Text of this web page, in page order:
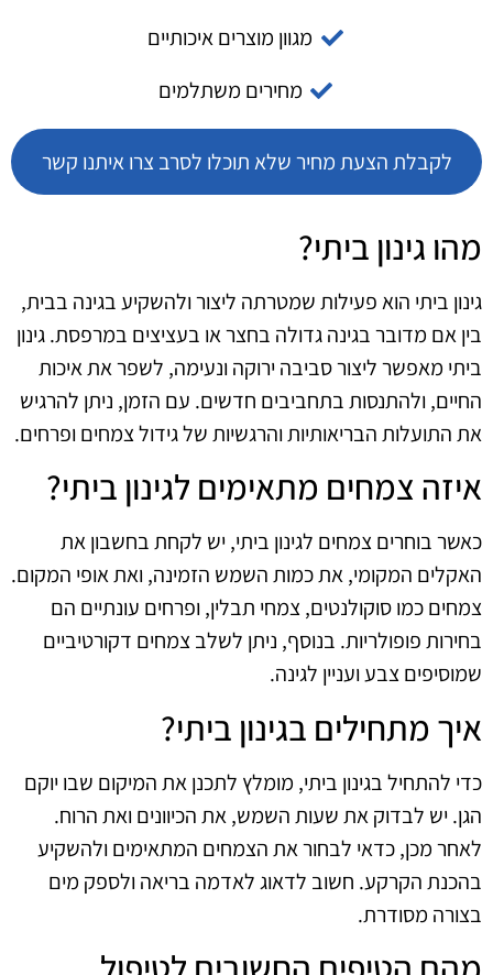
מגוון מוצרים איכותיים
מחירים משתלמים
לקבלת הצעת מחיר שלא תוכלו לסרב צרו איתנו קשר
מהו גינון ביתי?
גינון ביתי הוא פעילות שמטרתה ליצור ולהשקיע בגינה בבית,
בין אם מדובר בגינה גדולה בחצר או בעציצים במרפסת. גינון
ביתי מאפשר ליצור סביבה ירוקה ונעימה, לשפר את איכות
החיים, ולהתנסות בתחביבים חדשים. עם הזמן, ניתן להרגיש
את התועלות הבריאותיות והרגשיות של גידול צמחים ופרחים.
איזה צמחים מתאימים לגינון ביתי?
כאשר בוחרים צמחים לגינון ביתי, יש לקחת בחשבון את
האקלים המקומי, את כמות השמש הזמינה, ואת אופי המקום.
צמחים כמו סוקולנטים, צמחי תבלין, ופרחים עונתיים הם
בחירות פופולריות. בנוסף, ניתן לשלב צמחים דקורטיביים
שמוסיפים צבע ועניין לגינה.
איך מתחילים בגינון ביתי?
כדי להתחיל בגינון ביתי, מומלץ לתכנן את המיקום שבו יוקם
הגן. יש לבדוק את שעות השמש, את הכיוונים ואת הרוח.
לאחר מכן, כדאי לבחור את הצמחים המתאימים ולהשקיע
בהכנת הקרקע. חשוב לדאוג לאדמה בריאה ולספק מים
בצורה מסודרת.